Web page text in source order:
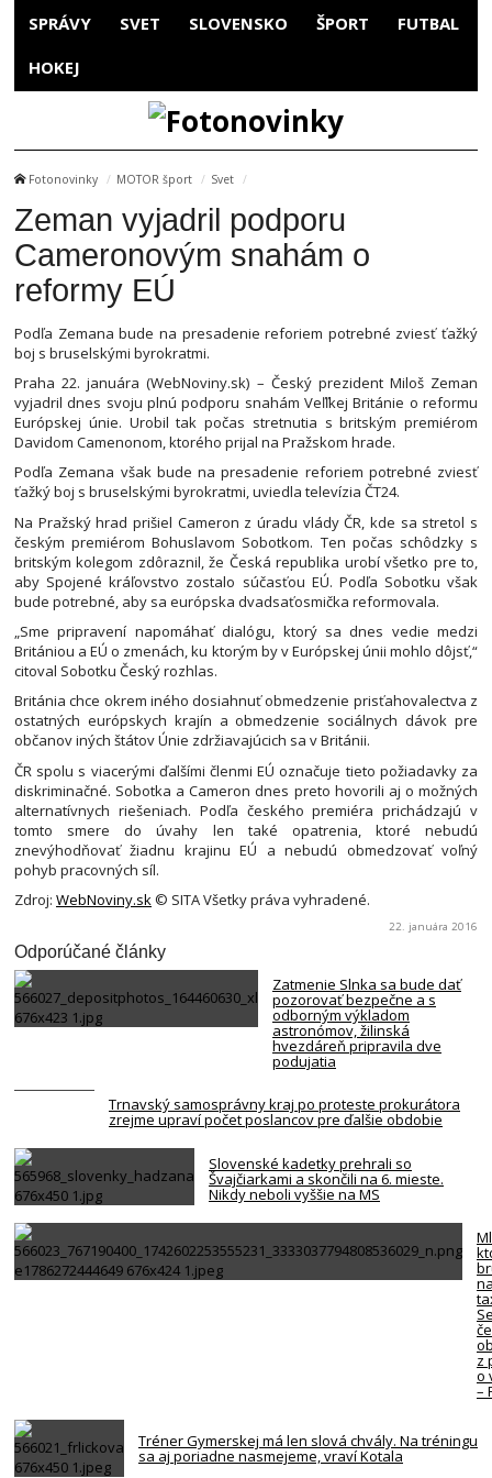
SPRÁVY SVET SLOVENSKO ŠPORT FUTBAL
HOKEJ
Fotonovinky MOTOR šport Svet
Zeman vyjadril podporu
Cameronovým snahám o
reformy EÚ
Podľa Zemana bude na presadenie reforiem potrebné zviesť ťažký
boj s bruselskými byrokratmi.
Praha 22. januára (WebNoviny.sk) – Český prezident Miloš Zeman
vyjadril dnes svoju plnú podporu snahám Veľľkej Británie o reformu
Európskej únie. Urobil tak počas stretnutia s britským premiérom
Davidom Camenonom, ktorého prijal na Pražskom hrade.
Podľa Zemana však bude na presadenie reforiem potrebné zviesť
ťažký boj s bruselskými byrokratmi, uviedla televízia ČT24.
Na Pražský hrad prišiel Cameron z úradu vlády ČR, kde sa stretol s
českým premiérom Bohuslavom Sobotkom. Ten počas schôdzky s
britským kolegom zdôraznil, že Česká republika urobí všetko pre to,
aby Spojené kráľovstvo zostalo súčasťou EÚ. Podľa Sobotku však
bude potrebné, aby sa európska dvadsaťosmička reformovala.
„Sme pripravení napomáhať dialógu, ktorý sa dnes vedie medzi
Britániou a EÚ o zmenách, ku ktorým by v Európskej únii mohlo dôjsť,“
citoval Sobotku Český rozhlas.
Británia chce okrem iného dosiahnuť obmedzenie prisťahovalectva z
ostatných európskych krajín a obmedzenie sociálnych dávok pre
občanov iných štátov Únie zdržiavajúcich sa v Británii.
ČR spolu s viacerými ďalšími členmi EÚ označuje tieto požiadavky za
diskriminačné. Sobotka a Cameron dnes preto hovorili aj o možných
alternatívnych riešeniach. Podľa českého premiéra prichádzajú v
tomto smere do úvahy len také opatrenia, ktoré nebudú
znevýhodňovať žiadnu krajinu EÚ a nebudú obmedzovať voľný
pohyb pracovných síl.
Zdroj: WebNoviny.sk © SITA Všetky práva vyhradené.
22. januára 2016
Odporúčané články
Zatmenie Slnka sa bude dať
pozorovať bezpečne a s
odborným výkladom
astronómov, žilinská
hvezdáreň pripravila dve
podujatia
Trnavský samosprávny kraj po proteste prokurátora
zrejme upraví počet poslancov pre ďalšie obdobie
Slovenské kadetky prehrali so
Švajčiarkami a skončili na 6. mieste.
Nikdy neboli vyššie na MS
z
o
–
Tréner Gymerskej má len slová chvály. Na tréningu
sa aj poriadne nasmejeme, vraví Kotala